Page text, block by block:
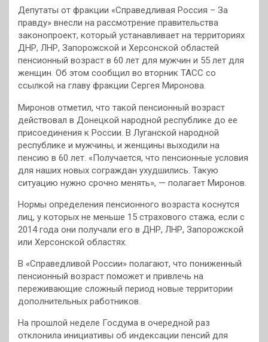
Депутаты от фракции «Справедливая Россия – За
правду» внесли на рассмотрение правительства
законопроект, который устанавливает на территориях
ДНР, ЛНР, Запорожской и Херсонской областей
пенсионный возраст в 60 лет для мужчин и 55 лет для
женщин. Об этом сообщил во вторник ТАСС со
ссылкой на главу фракции Сергея Миронова.
Миронов отметил, что такой пенсионный возраст
действовал в Донецкой народной республике до ее
присоединения к России. В Луганской народной
республике и мужчины, и женщины выходили на
пенсию в 60 лет. «Получается, что пенсионные условия
для наших новых сограждан ухудшились. Такую
ситуацию нужно срочно менять», — полагает Миронов.
Нормы определения пенсионного возраста коснутся
лиц, у которых не меньше 15 страхового стажа, если с
2014 года они получали его в ДНР, ЛНР, Запорожской
или Херсонской областях.
В «Справедливой России» полагают, что пониженный
пенсионный возраст поможет и привлечь на
переживающие сложный период новые территории
дополнительных работников.
На прошлой неделе Госдума в очередной раз
отклонила инициативы об индексации пенсий для